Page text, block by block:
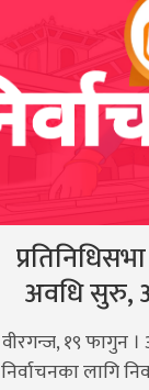
अवधि सुरु,
वीरगन्ज, १९ फागुन ।
निर्वाचनका लागि